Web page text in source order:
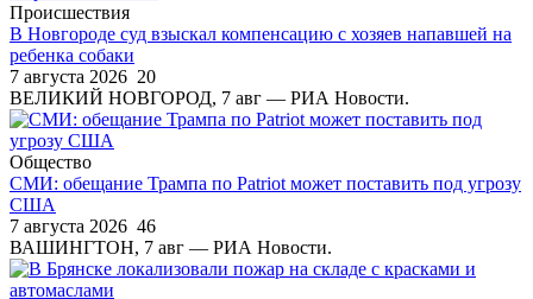
Происшествия
В Новгороде суд взыскал компенсацию с хозяев напавшей на
ребенка собаки
7 августа 2026 20
ВЕЛИКИЙ НОВГОРОД, 7 авг — РИА Новости.
Общество
СМИ: обещание Трампа по Patriot может поставить под угрозу
США
7 августа 2026 46
ВАШИНГТОН, 7 авг — РИА Новости.